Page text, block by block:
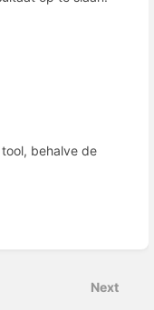
behalve de
Next